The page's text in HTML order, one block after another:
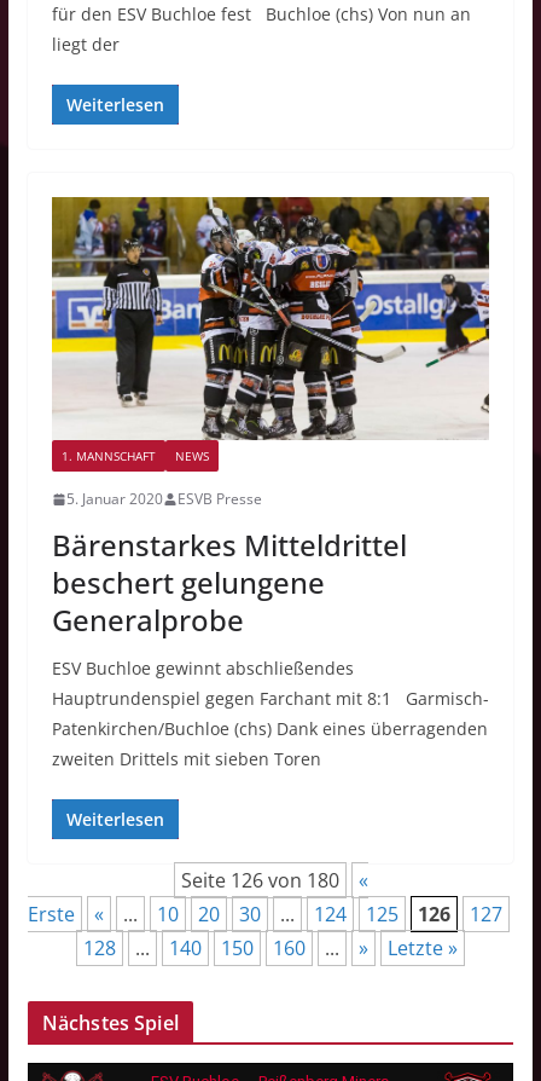
für den ESV Buchloe fest Buchloe (chs) Von nun an
liegt der
Weiterlesen
1. MANNSCHAFT NEWS
5. Januar 2020 ESVB Presse
Bärenstarkes Mitteldrittel
beschert gelungene
Generalprobe
ESV Buchloe gewinnt abschließendes
Hauptrundenspiel gegen Farchant mit 8:1 Garmisch-
Patenkirchen/Buchloe (chs) Dank eines überragenden
zweiten Drittels mit sieben Toren
Weiterlesen
Seite 126 von 180
«
Erste
« ... 10 20 30 ... 124 125 126
127
128
... 140 150 160 ... » Letzte »
Nächstes Spiel